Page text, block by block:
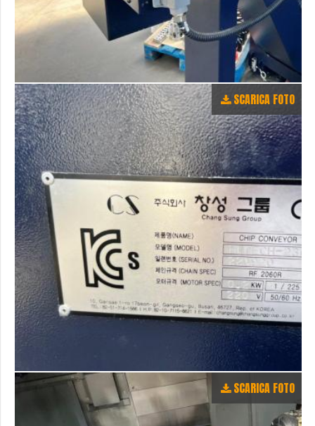
SCARICA FOTO
SCARICA FOTO